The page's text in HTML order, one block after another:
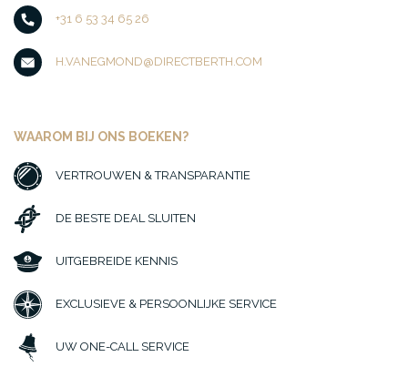
+31 6 53 34 65 26
H.VANEGMOND@DIRECTBERTH.COM
WAAROM BIJ ONS BOEKEN?
VERTROUWEN & TRANSPARANTIE
DE BESTE DEAL SLUITEN
UITGEBREIDE KENNIS
EXCLUSIEVE & PERSOONLIJKE SERVICE
UW ONE-CALL SERVICE